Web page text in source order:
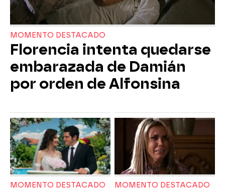
MOMENTO DESTACADO
Florencia intenta quedarse
embarazada de Damián
por orden de Alfonsina
MOMENTO DESTACADO MOMENTO DESTACADO